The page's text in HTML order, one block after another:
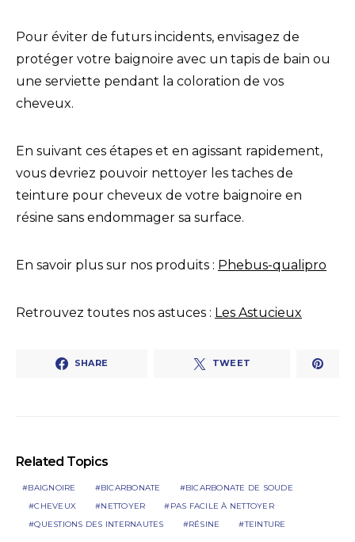
Pour éviter de futurs incidents, envisagez de
protéger votre baignoire avec un tapis de bain ou
une serviette pendant la coloration de vos
cheveux.
En suivant ces étapes et en agissant rapidement,
vous devriez pouvoir nettoyer les taches de
teinture pour cheveux de votre baignoire en
résine sans endommager sa surface.
En savoir plus sur nos produits : Phebus-qualipro
Retrouvez toutes nos astuces : Les Astucieux
SHARE TWEET
Related Topics
BAIGNOIRE BICARBONATE
BICARBONATE DE SOUDE
CHEVEUX
NETTOYER
PAS FACILE À NETTOYER
QUESTIONS DES INTERNAUTES
RÉSINE TEINTURE